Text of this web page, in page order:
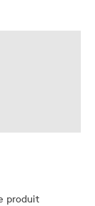
qui
produit